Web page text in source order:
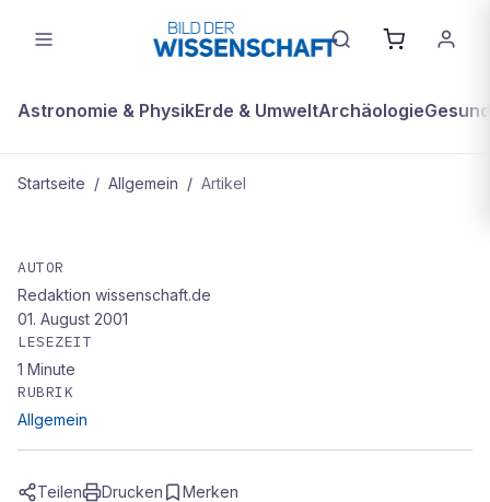
Astronomie & PhysikErde & UmweltArchäologie
Startseite / Allgemein / Artikel
Plädoyer für die Gesundheit: Das
Ende der Gesundheit von Laurie
Garrett
AUTOR
Redaktion wissenschaft.de
01. August 2001
LESEZEIT
1 Minute
RUBRIK
Allgemein
Teilen Drucken Merken